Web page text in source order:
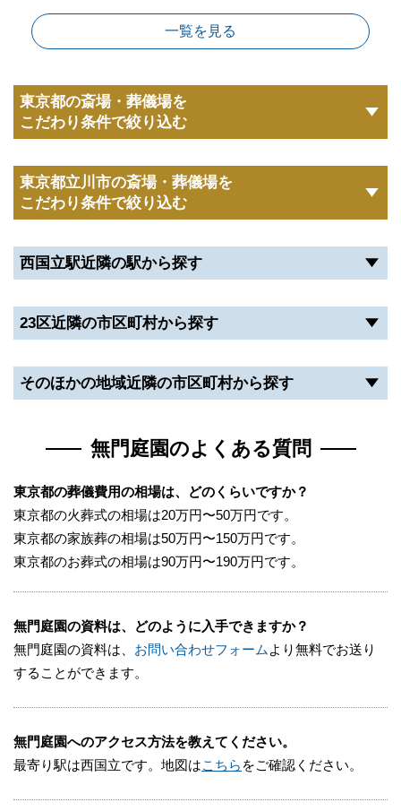
一覧を見る
東京都の斎場・葬儀場を
こだわり条件で絞り込む
東京都立川市の斎場・葬儀場を
こだわり条件で絞り込む
西国立駅近隣の駅から探す
23区近隣の市区町村から探す
そのほかの地域近隣の市区町村から探す
無門庭園のよくある質問
東京都の葬儀費用の相場は、どのくらいですか？
東京都の火葬式の相場は20万円〜50万円です。
東京都の家族葬の相場は50万円〜150万円です。
東京都のお葬式の相場は90万円〜190万円です。
無門庭園の資料は、どのように入手できますか？
無門庭園の資料は、 お問い合わせフォーム より無料でお送り
することができます。
無門庭園へのアクセス方法を教えてください。
最寄り駅は西国立です。地図はこちら をご確認ください。